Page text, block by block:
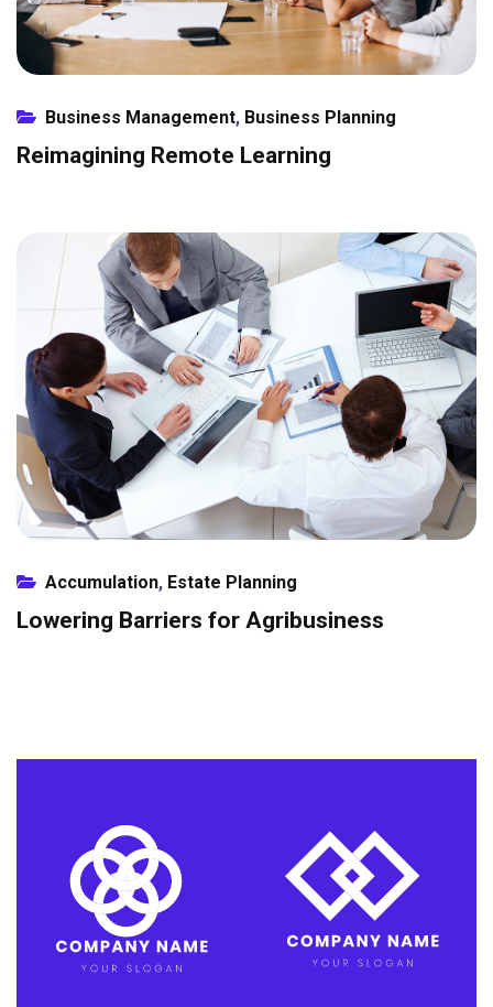
Business Management, Business Planning
Reimagining Remote Learning
Accumulation, Estate Planning
Lowering Barriers for Agribusiness